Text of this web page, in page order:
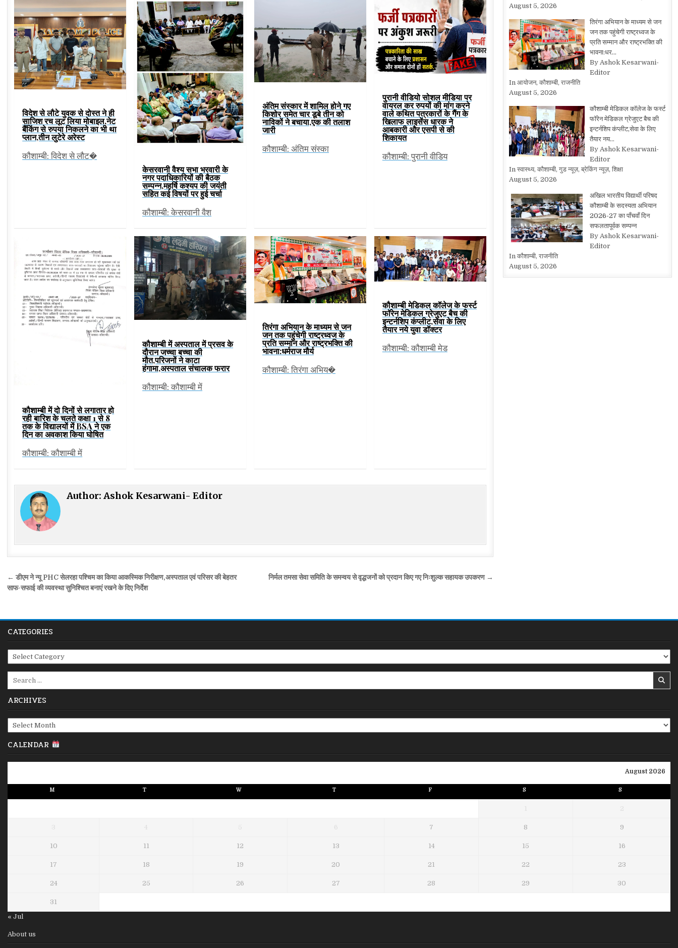
विदेश से लौटे युवक से दोस्त ने ही
साजिश रच लूट लिया मोबाइल,नेट
बैंकिंग से रुपया निकलने का भी था
प्लान,तीन लुटेरे अरेस्ट
कौशाम्बी: विदेश से लौट�
केसरवानी वैश्य सभा भरवारी के
नगर पदाधिकारियों की बैठक
सम्पन्न,महर्षि कश्यप की जयंती
सहित कई विषयों पर हुई चर्चा
कौशाम्बी: केसरवानी वैश
अंतिम संस्कार में शामिल होने गए
किशोर समेत चार डूबे तीन को
नाविकों ने बचाया,एक की तलाश
जारी
कौशाम्बी: अंतिम संस्का
पुरानी वीडियो सोशल मीडिया पर
वायरल कर रुपयों की मांग करने
वाले कथित पत्रकारों के गैंग के
खिलाफ लाइसेंस धारक ने
आबकारी और एसपी से की
शिकायत
कौशाम्बी: पुरानी वीडिय
कौशाम्बी में दो दिनों से लगातार हो
रही बारिश के चलते कक्षा 1 से 8
तक के विद्यालयों में BSA ने एक
दिन का अवकाश किया घोषित
कौशाम्बी: कौशाम्बी में
कौशाम्बी में अस्पताल में प्रसव के
दौरान जच्चा बच्चा की
मौत,परिजनों ने काटा
हंगामा,अस्पताल संचालक फरार
कौशाम्बी: कौशाम्बी में
तिरंगा अभियान के माध्यम से जन
जन तक पहुंचेगी राष्ट्रध्वज के
प्रति सम्मान और राष्ट्रभक्ति की
भावना:धर्मराज मौर्य
कौशाम्बी: तिरंगा अभिय�
कौशाम्बी मेडिकल कॉलेज के फर्स्ट
फॉरेन मेडिकल ग्रेजुएट बैच की
इन्टर्नशिप कंप्लीट,सेवा के लिए
तैयार नये युवा डॉक्टर
कौशाम्बी: कौशाम्बी मेड
Author:Ashok Kesarwani- Editor
Post
navigation
निर्मल तमसा सेवा समिति के समन्वय से वृद्धजनों को प्रदान किए गए निःशुल्क सहायक उपकरण →
← डीएम ने न्यू PHC सेलरहा पश्चिम का किया आकस्मिक निरीक्षण,अस्पताल एवं परिसर की बेहतर
साफ-सफाई की व्यवस्था सुनिश्चित बनाएं रखने के दिए निर्देश
August 5, 2026
तिरंगा अभियान के माध्यम से जन
जन तक पहुंचेगी राष्ट्रध्वज के
प्रति सम्मान और राष्ट्रभक्ति की
भावना:धर…
By Ashok Kesarwani-
Editor
In आयोजन, कौशाम्बी, राजनीति
August 5, 2026
कौशाम्बी मेडिकल कॉलेज के फर्स्ट
फॉरेन मेडिकल ग्रेजुएट बैच की
इन्टर्नशिप कंप्लीट,सेवा के लिए
तैयार नय…
By Ashok Kesarwani-
Editor
In स्वास्थ्य, कौशाम्बी, गुड न्यूज़, ब्रेकिंग न्यूज़, शिक्षा
August 5, 2026
अखिल भारतीय विद्यार्थी परिषद
कौशाम्बी के सदस्यता अभियान
2026-27 का पाँचवाँ दिन
सफलतापूर्वक सम्पन्न
By Ashok Kesarwani-
Editor
In कौशाम्बी, राजनीति
August 5, 2026
CATEGORIES
Categories
ARCHIVES
Archives
CALENDAR
August 2026
M T W T F S S
1 2
3 4 5 6 7 8 9
10 11 12 13 14 15 16
17 18 19 20 21 22 23
24 25 26 27 28 29 30
31
« Jul
About us